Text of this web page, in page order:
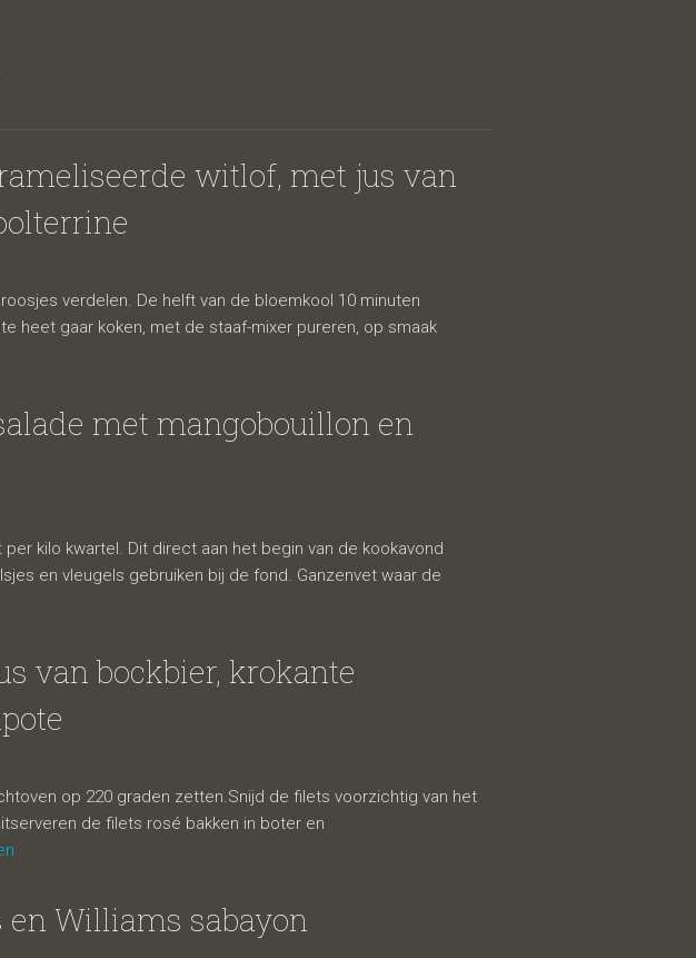
witlof, met jus van
roosjes verdelen. De helft van de bloemkool 10 minuten
heet gaar koken, met de staaf-mixer pureren, op smaak
met mangobouillon en
kilo kwartel. Dit direct aan het begin van de kookavond
en vleugels gebruiken bij de fond. Ganzenvet waar de
van bockbier, krokante
op 220 graden zetten.Snijd de filets voorzichtig van het
de filets rosé bakken in boter en
Williams sabayon